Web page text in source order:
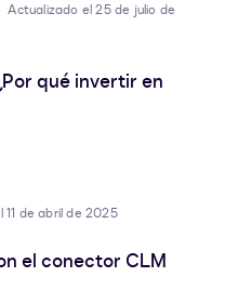
Actualizado el 25 de julio de
qué invertir en
11 de abril de 2025
el conector CLM